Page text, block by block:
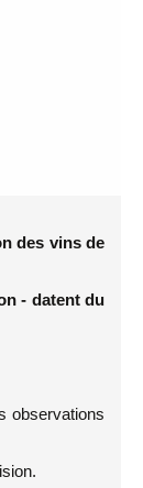
des vins de
- datent du
observations